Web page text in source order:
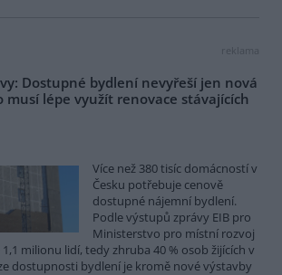
reklama
Dostupné bydlení nevyřeší jen nová
musí lépe využít renovace stávajících
Více než 380 tisíc domácností v
Česku potřebuje cenově
dostupné nájemní bydlení.
Podle výstupů zprávy EIB pro
Ministerstvo pro místní rozvoj
milionu lidí, tedy zhruba 40 % osob žijících v
dostupnosti bydlení je kromě nové výstavby